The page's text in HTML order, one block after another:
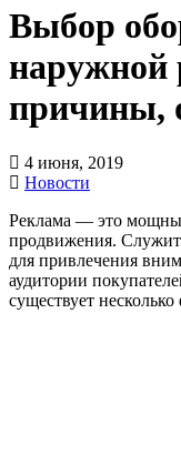
Выбор
наружной
причины,
4 июня, 2019
Новости
Реклама — это
продвижения. Служит
для привлечения
аудитории
существует